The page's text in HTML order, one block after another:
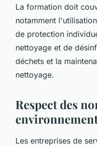
La formation doit
notamment
de protection
nettoyage et de
déchets et la
nettoyage.
Respect des
Les entreprises de